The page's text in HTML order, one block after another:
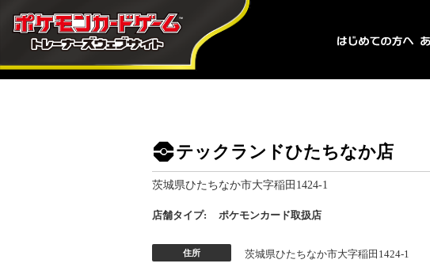
テックランドひたちなか店
茨城県ひたちなか市大字稲田1424-1
店舗タイプ: ポケモンカード取扱店
住所 茨城県ひたちなか市大字稲田1424-1